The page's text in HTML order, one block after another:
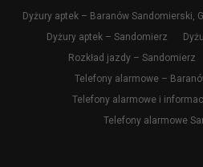
Dyżury aptek – Baranów Sandomierski,
Dyżury aptek – Sandomierz
Rozkład jazdy – Sandomierz
Telefony alarmowe –
Telefony alarmowe i
Telefony alarmowe